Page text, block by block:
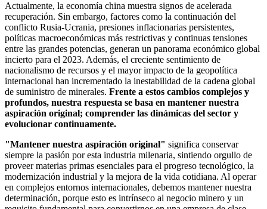
Actualmente, la economía china muestra signos de acelerada
recuperación. Sin embargo, factores como la continuación del
conflicto Rusia-Ucrania, presiones inflacionarias persistentes,
políticas macroeconómicas más restrictivas y continuas tensiones
entre las grandes potencias, generan un panorama económico global
incierto para el 2023. Además, el creciente sentimiento de
nacionalismo de recursos y el mayor impacto de la geopolítica
internacional han incrementado la inestabilidad de la cadena global
de suministro de minerales. Frente a estos cambios complejos y
profundos, nuestra respuesta se basa en mantener nuestra
aspiración original; comprender las dinámicas del sector y
evolucionar continuamente.
"Mantener nuestra aspiración original" significa conservar
siempre la pasión por esta industria milenaria, sintiendo orgullo de
proveer materias primas esenciales para el progreso tecnológico, la
modernización industrial y la mejora de la vida cotidiana. Al operar
en complejos entornos internacionales, debemos mantener nuestra
determinación, porque esto es intrínseco al negocio minero y un